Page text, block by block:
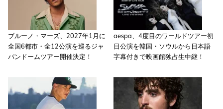
ブルーノ・マーズ、2027年1月に
全国6都市・全12公演を巡るジャ
パンドームツアー開催決定！
aespa、4度目のワールドツアー初
日公演を韓国・ソウルから日本語
字幕付きで映画館独占生中継！